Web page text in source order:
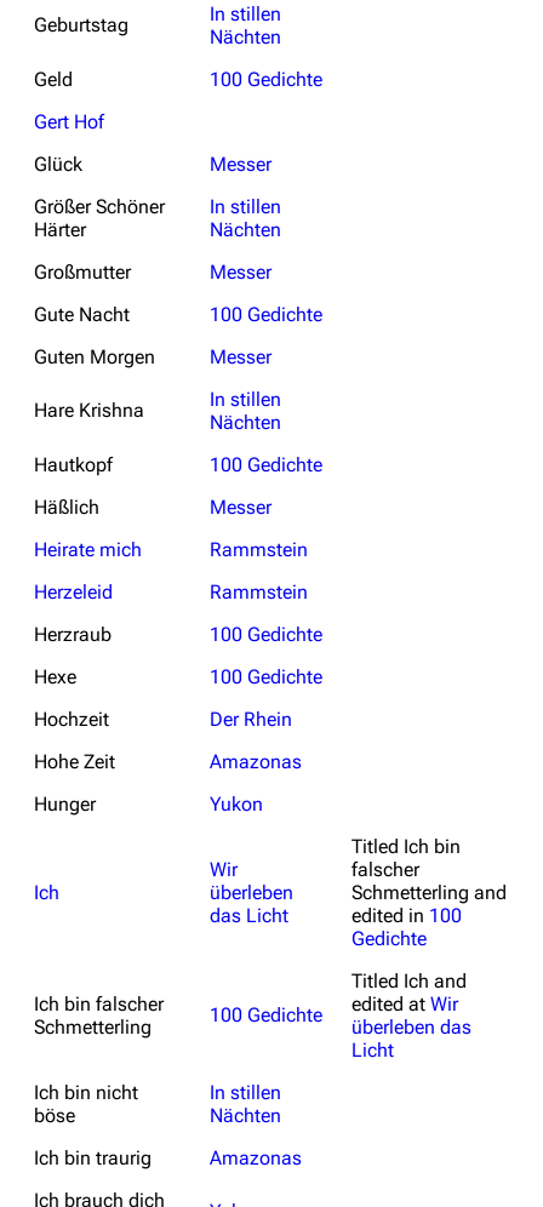
Geburtstag
In stillen
Nächten
Geld
100 Gedichte
Gert Hof
Glück
Messer
Größer Schöner
Härter
In stillen
Nächten
Großmutter
Messer
Gute Nacht
100 Gedichte
Guten Morgen
Messer
Hare Krishna
In stillen
Nächten
Hautkopf
100 Gedichte
Häßlich
Messer
Heirate mich
Rammstein
Herzeleid
Rammstein
Herzraub
100 Gedichte
Hexe
100 Gedichte
Hochzeit
Der Rhein
Hohe Zeit
Amazonas
Hunger
Yukon
Ich
Wir
überleben
das Licht
Titled Ich bin
falscher
Schmetterling and
edited in 100
Gedichte
Ich bin falscher
Schmetterling
100 Gedichte
Titled Ich and
edited at Wir
überleben das
Licht
Ich bin nicht
böse
In stillen
Nächten
Ich bin traurig
Amazonas
Ich brauch dich